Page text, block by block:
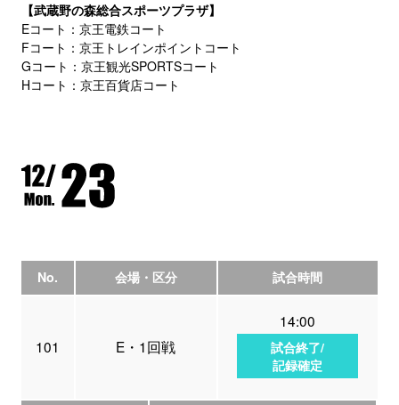
【武蔵野の森総合スポーツプラザ】
Eコート：京王電鉄コート
Fコート：京王トレインポイントコート
Gコート：京王観光SPORTSコート
Hコート：京王百貨店コート
No. 会場・区分 試合時間
101 E・1回戦
14:00
試合終了/
記録確定